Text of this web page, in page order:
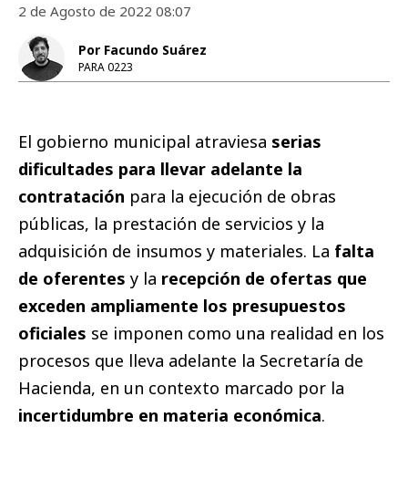
2 de Agosto de 2022 08:07
Por Facundo Suárez
PARA 0223
El gobierno municipal atraviesa serias
dificultades para llevar adelante la
contratación para la ejecución de obras
públicas, la prestación de servicios y la
adquisición de insumos y materiales. La falta
de oferentes y la recepción de ofertas que
exceden ampliamente los presupuestos
oficiales se imponen como una realidad en los
procesos que lleva adelante la Secretaría de
Hacienda, en un contexto marcado por la
incertidumbre en materia económica.